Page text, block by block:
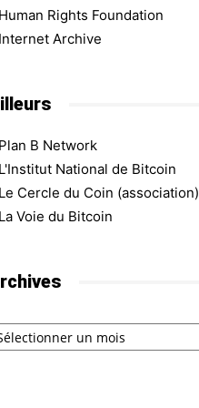
Human Rights Foundation
Internet Archive
Plan B Network
L'Institut National de Bitcoin
Le Cercle du Coin (association)
La Voie du Bitcoin